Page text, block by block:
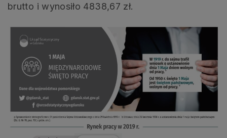
brutto i wynosiło 4838,67 zł.